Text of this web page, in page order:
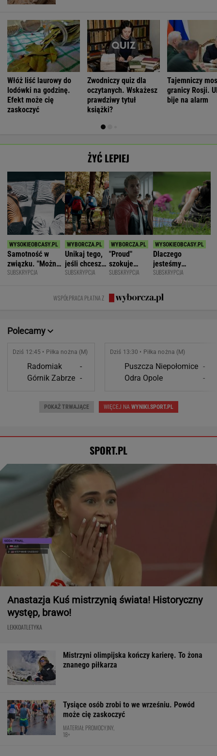
Włóż liść laurowy do
lodówki na godzinę.
Efekt może cię
zaskoczyć
Zwodniczy quiz dla
oczytanych. Wskażesz
prawdziwy tytuł
książki?
Tajemniczy
granicy Rosji.
bije na alarm
ŻYĆ LEPIEJ
Samotność w
związku. "Można
być kochaną i
SUBSKRYPCJA
Unikaj tego,
jeśli chcesz
znacznie
starczą
demencję
SUBSKRYPCJA
"Proud"
szokuje
odważnymi
Rozmawiamy
z twórcami
SUBSKRYPCJA
Dlaczego
jesteśmy
permanentnie
same grzechy
główne"
SUBSKRYPCJA
WSPÓŁPRACA PŁATNA Z
Polecamy
Dziś 12:45 • Piłka nożna (M)
Radomiak
-
Górnik Zabrze -
Dziś 13:30 • Piłka nożna (M)
Puszcza Niepołomice -
Odra Opole
-
POKAŻ TRWAJĄCE WIĘCEJ NAWYNIKI.SPORT.PL
SPORT.PL
Anastazja Kuś mistrzynią świata! Historyczny
występ, brawo!
LEKKOATLETYKA
Mistrzyni olimpijska kończy karierę. To żona
znanego piłkarza
Tysiące osób zrobi to we wrześniu. Powód
może cię zaskoczyć
MATERIAŁ PROMOCYJNY,
18+